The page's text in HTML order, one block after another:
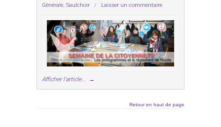
Générale, Saulchoir / Laisser un commentaire
Afficher l'article... →
Retour en haut de page